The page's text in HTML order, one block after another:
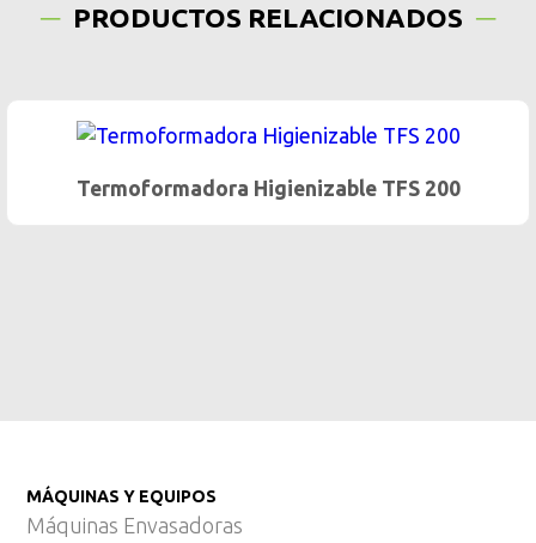
PRODUCTOS RELACIONADOS
TFS 200 Termoformadora Higienizable
MÁQUINAS Y EQUIPOS
Máquinas Envasadoras